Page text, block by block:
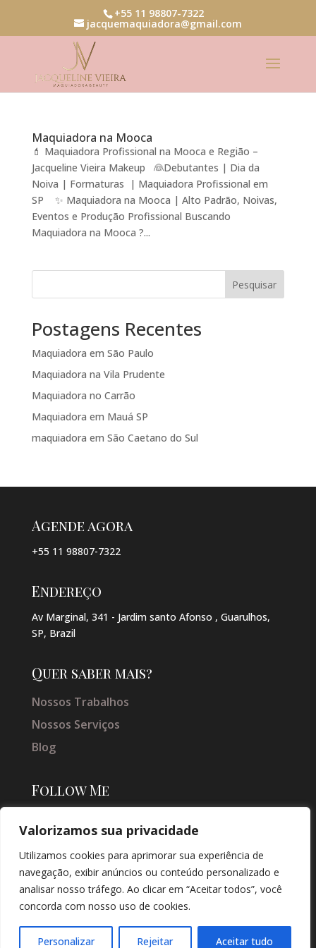
Valorizamos sua privacidade
Utilizamos cookies para aprimorar sua experiência de
navegação, exibir anúncios ou conteúdo personalizado e
analisar nosso tráfego. Ao clicar em “Aceitar todos”, você
concorda com nosso uso de cookies.
Personalizar Rejeitar Aceitar tudo
+55 11 98807-7322
jacquemaquiadora@gmail.com
Maquiadora na Mooca
💄 Maquiadora Profissional na Mooca e Região –
Jacqueline Vieira Makeup 👰Debutantes | Dia da
Noiva | Formaturas | Maquiadora Profissional em
SP ✨ Maquiadora na Mooca | Alto Padrão, Noivas,
Eventos e Produção Profissional Buscando
Maquiadora na Mooca ?...
Pesquisar
Postagens Recentes
Maquiadora em São Paulo
Maquiadora na Vila Prudente
Maquiadora no Carrão
Maquiadora em Mauá SP
maquiadora em São Caetano do Sul
Agende agora
+55 11 98807-7322
Endereço
Av Marginal, 341 - Jardim santo Afonso , Guarulhos,
SP, Brazil
Quer saber mais?
Nossos Trabalhos
Nossos Serviços
Blog
Follow Me
SOLUÇÕES DIGITAIS |
CRIAÇÃO DE SITES